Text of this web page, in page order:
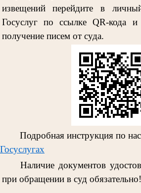
извещений перейдите в
Госуслуг по ссылкеQR-кода и
получение писем от суда.
Подробная инструкция по
Госуслугах
Наличие документов
при обращении в суд обязательно!